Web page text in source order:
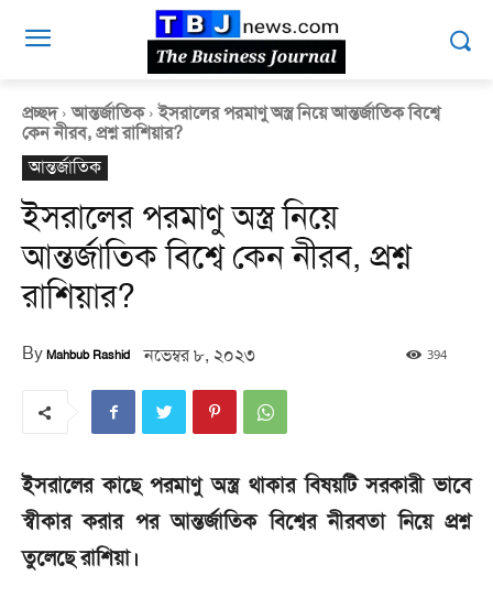
প্রচ্ছদ আন্তর্জাতিক
ইসরালের পরমাণু অস্ত্র নিয়ে আন্তর্জাতিক বিশ্বে
কেন নীরব, প্রশ্ন রাশিয়ার?
আন্তর্জাতিক
ইসরালের পরমাণু অস্ত্র নিয়ে
আন্তর্জাতিক বিশ্বে কেন নীরব, প্রশ্ন
রাশিয়ার?
By Mahbub Rashid নভেম্বর ৮, ২০২৩ 394
ইসরালের কাছে পরমাণু অস্ত্র থাকার বিষয়টি সরকারী ভাবে
স্বীকার করার পর আন্তর্জাতিক বিশ্বের নীরবতা নিয়ে প্রশ্ন
তুলেছে রাশিয়া।